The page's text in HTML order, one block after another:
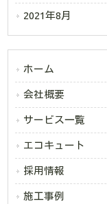
2021年8月
ホーム
会社概要
サービス一覧
エコキュート
採用情報
施工事例